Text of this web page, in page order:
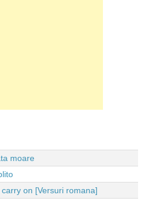
moare
on [Versuri romana]